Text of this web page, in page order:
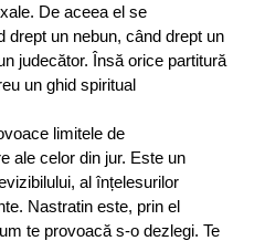
De aceea el se
drept un nebun, când drept un
judecător. Însă orice partitură
un ghid spiritual
limitele de
ale celor din jur. Este un
al înțelesurilor
Nastratin este, prin el
te provoacă s-o dezlegi. Te